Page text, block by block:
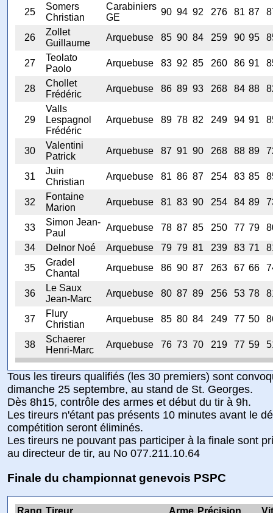
25
Somers
Christian
Carabiniers
GE
90 94 92 276 81 87
26
Zollet
Guillaume
Arquebuse 85 90 84 259 90 95
27
Teolato
Paolo
Arquebuse 83 92 85 260 86 91
28
Chollet
Frédéric
Arquebuse 86 89 93 268 84 88
29
Valls
Lespagnol
Frédéric
Arquebuse 89 78 82 249 94 91
30
Valentini
Patrick
Arquebuse 87 91 90 268 88 89
31
Juin
Christian
Arquebuse 81 86 87 254 83 85
32
Fontaine
Marion
Arquebuse 81 83 90 254 84 89
33
Simon Jean-
Paul
Arquebuse 78 87 85 250 77 79
34
Delnor Noé Arquebuse 79 79 81 239 83 71
35
Gradel
Chantal
Arquebuse 86 90 87 263 67 66
36
Le Saux
Jean-Marc
Arquebuse 80 87 89 256 53 78
37
Flury
Christian
Arquebuse 85 80 84 249 77 50
38
Schaerer
Henri-Marc
Arquebuse 76 73 70 219 77 59
Tous les tireurs qualifiés (les 30 premiers) sont
dimanche 25 septembre, au stand de St. Georges.
Dès 8h15, contrôle des armes et début du tir à 9h.
Les tireurs n'étant pas présents 10 minutes avant le
compétition seront éliminés.
Les tireurs ne pouvant pas participer à la finale sont
au directeur de tir, au No 077.211.10.64
Finale du championnat genevois PSPC